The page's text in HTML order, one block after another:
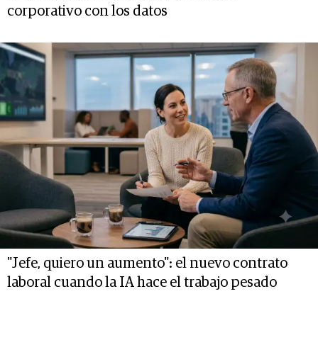
corporativo con los datos
"Jefe, quiero un aumento": el nuevo contrato
laboral cuando la IA hace el trabajo pesado